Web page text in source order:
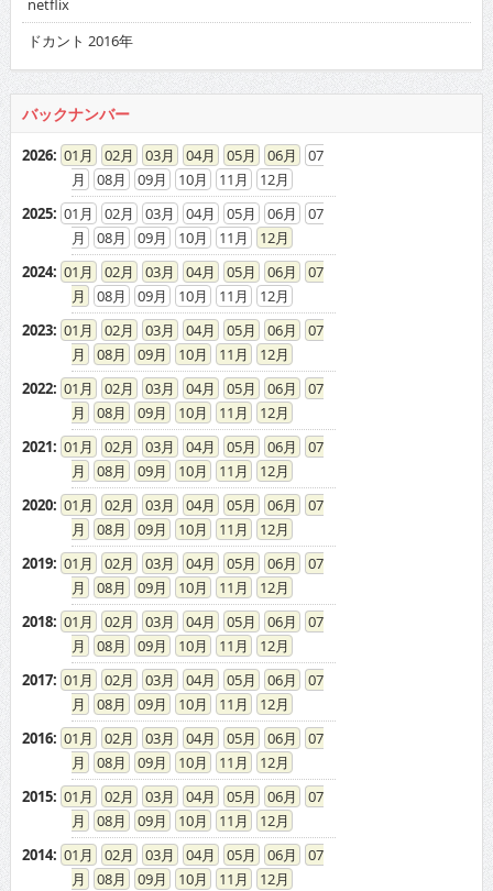
netflix
ドカント 2016年
バックナンバー
2026: 01 02 03 04 05 06
07
08
09 10 11
12
2025: 01 02 03 04 05 06
07
08
09 10 11
12
2024: 01 02 03 04 05 06
07
08
09 10 11
12
2023: 01 02 03 04 05 06
07
08
09 10 11
12
2022: 01 02 03 04 05 06
07
08
09 10 11
12
2021: 01 02 03 04 05 06
07
08
09 10 11
12
2020: 01 02 03 04 05 06
07
08
09 10 11
12
2019: 01 02 03 04 05 06
07
08
09 10 11
12
2018: 01 02 03 04 05 06
07
08
09 10 11
12
2017: 01 02 03 04 05 06
07
08
09 10 11
12
2016: 01 02 03 04 05 06
07
08
09 10 11
12
2015: 01 02 03 04 05 06
07
08
09 10 11
12
2014: 01 02 03 04 05 06
07
08
09 10 11
12